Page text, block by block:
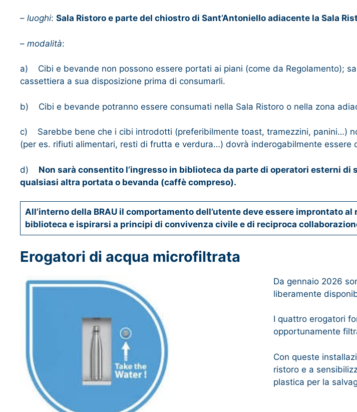
– luoghi: Sala Ristoro e parte del chiostro di Sant’Antoniello adiacente la Sala
– modalità:
a) Cibi e bevande non possono essere portati ai piani (come da Regolamento);
cassettiera a sua disposizione prima di consumarli.
b) Cibi e bevande potranno essere consumati nella Sala Ristoro o nella zona
c) Sarebbe bene che i cibi introdotti (preferibilmente toast, tramezzini, panini…)
(per es. rifiuti alimentari, resti di frutta e verdura…) dovrà inderogabilmente essere
d) Non sarà consentito l’ingresso in biblioteca da parte di operatori esterni di
qualsiasi altra portata o bevanda (caffè compreso).
All’interno della BRAU il comportamento dell’utente deve essere improntato
biblioteca e ispirarsi a principi di convivenza civile e di reciproca
Erogatori di acqua microfiltrata
Da gennaio 2026
liberamente
I quattro erogatori
opportunamente
Con queste
ristoro e a
plastica per la